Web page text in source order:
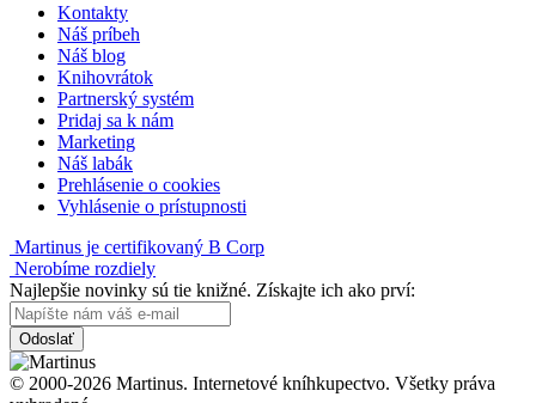
Kontakty
Náš príbeh
Náš blog
Knihovrátok
Partnerský systém
Pridaj sa k nám
Marketing
Náš labák
Prehlásenie o cookies
Vyhlásenie o prístupnosti
Martinus je certifikovaný B Corp
Nerobíme rozdiely
Najlepšie novinky sú tie knižné. Získajte ich ako prví:
Odoslať
© 2000-2026 Martinus. Internetové kníhkupectvo. Všetky práva